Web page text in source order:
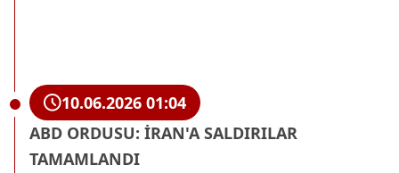
10.06.2026 01:04
ABD ORDUSU: İRAN'A SALDIRILAR
TAMAMLANDI